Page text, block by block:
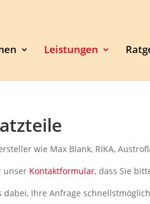
Leistungen
wie Max Blank, RIKA,
unser Kontaktformular, dass Sie
Ihre Anfrage